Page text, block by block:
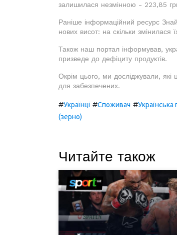
залишилася незмінною - 223,85
Раніше інформаційний ресурс
нових висот: на скільки змінилася
Також наш портал інформував,
призведе до дефіциту продуктів.
Окрім цього, ми досліджували, які
для забезпечених.
#Українці #Споживач #Українська
(зерно)
Читайте також